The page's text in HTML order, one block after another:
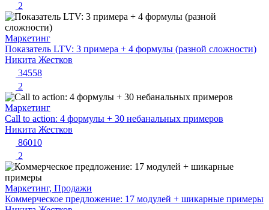
2
Маркетинг
Показатель LTV: 3 примера + 4 формулы (разной сложности)
Никита Жестков
34558
2
Маркетинг
Call to action: 4 формулы + 30 небанальных примеров
Никита Жестков
86010
2
Маркетинг, Продажи
Коммерческое предложение: 17 модулей + шикарные примеры